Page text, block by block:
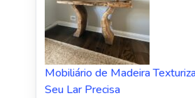
Mobiliário de Madeira
Seu Lar Precisa